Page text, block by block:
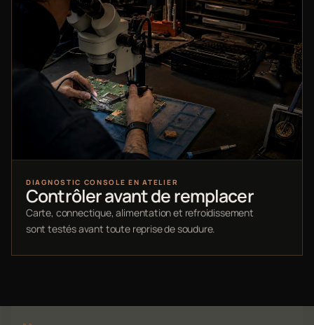
DIAGNOSTIC CONSOLE EN ATELIER
Contrôler avant de remplacer
Carte, connectique, alimentation et refroidissement
sont testés avant toute reprise de soudure.